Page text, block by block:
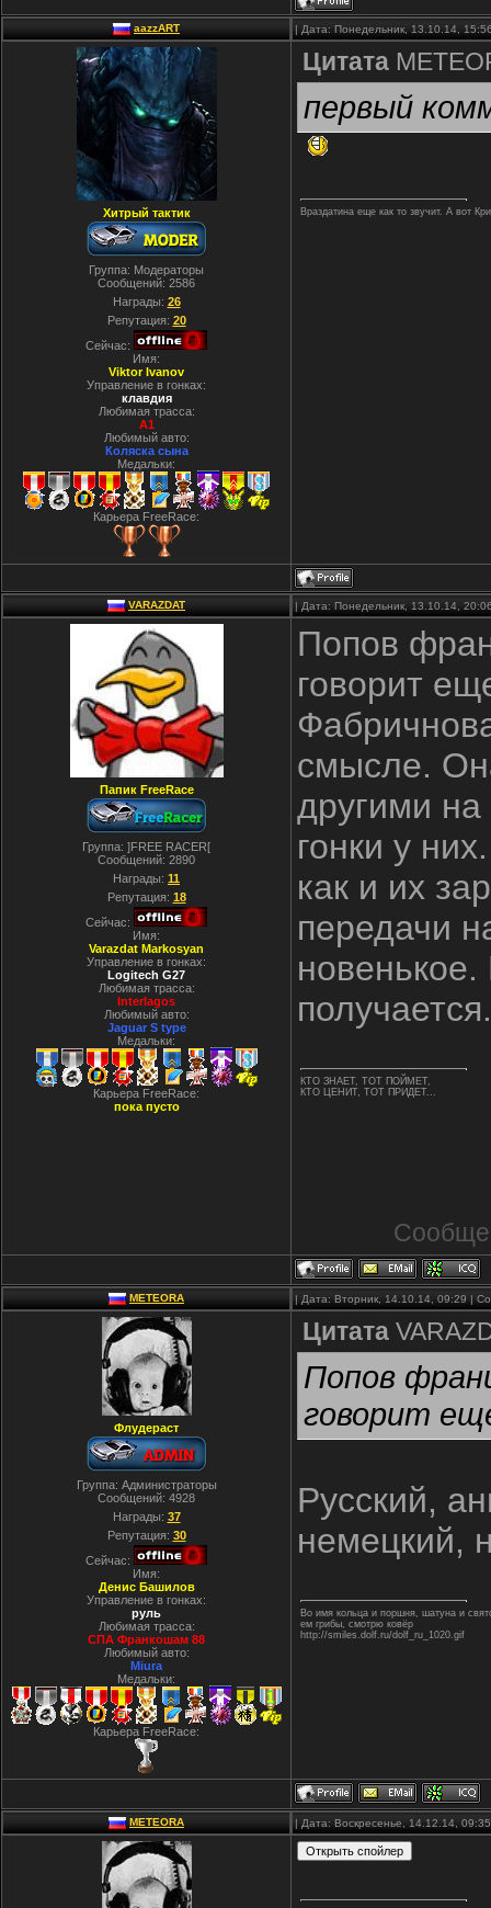
aazzART | Дата: Понедельник, 13.10.14,
Хитрый тактик
Группа: Модераторы
Сообщений: 2586
Награды: 26
Репутация: 20
Сейчас:
Имя:
Viktor Ivanov
Управление в гонках:
клавдия
Любимая трасса:
A1
Любимый авто:
Коляска сына
Медальки:
Карьера FreeRace:
Цитата
первый
Враздатина еще как то звучит. А вот
VARAZDAT | Дата: Понедельник, 13.10.14,
Папик FreeRace
Группа: ]FREE RACER[
Сообщений: 2890
Награды: 11
Репутация: 18
Сейчас:
Имя:
Varazdat Markosyan
Управление в гонках:
Logitech G27
Любимая трасса:
Interlagos
Любимый авто:
Jaguar S type
Медальки:
Карьера FreeRace:
пока пусто
Попов
говорит
смысле.
другими
гонки у
как и их
передачи
КТО ЗНАЕТ, ТОТ ПОЙМЕТ,
КТО ЦЕНИТ, ТОТ ПРИДЕТ...
METEORA | Дата: Вторник, 14.10.14, 09:29 |
Флудераст
Группа: Администраторы
Сообщений: 4928
Награды: 37
Репутация: 30
Сейчас:
Имя:
Денис Башилов
Управление в гонках:
руль
Любимая трасса:
СПА Франкошам 88
Любимый авто:
Miura
Медальки:
Карьера FreeRace:
Цитата
Попов
говорит
Русский,
немецкий,
Во имя кольца и поршня, шатуна и
ем грибы, смотрю ковёр
http://smiles.dolf.ru/dolf_ru_1020.gif
METEORA | Дата: Воскресенье, 14.12.14,